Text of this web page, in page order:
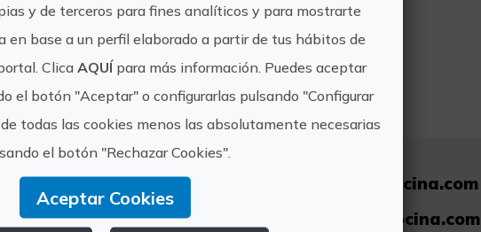
Club
www.valenciaclubcocina.com
info@valenciaclubcocina.com
y de terceros para fines analíticos y para mostrarte
en base a un perfil elaborado a partir de tus hábitos de
Clica AQUÍpara más información. Puedes aceptar
el botón "Aceptar" o configurarlas pulsando "Configurar
todas las cookies menos las absolutamente necesarias
el botón "Rechazar Cookies".
Aceptar Cookies